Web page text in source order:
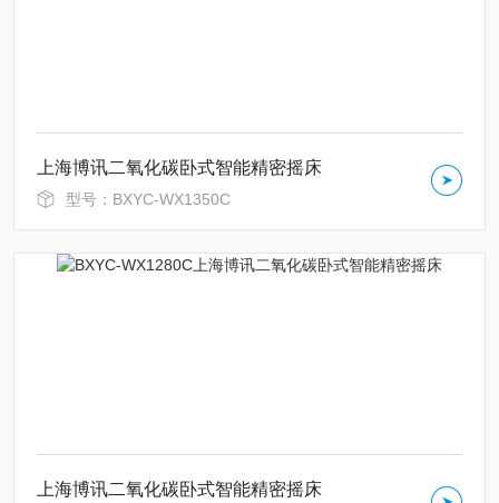
上海博讯二氧化碳卧式智能精密摇床
型号：BXYC-WX1350C
上海博讯二氧化碳卧式智能精密摇床